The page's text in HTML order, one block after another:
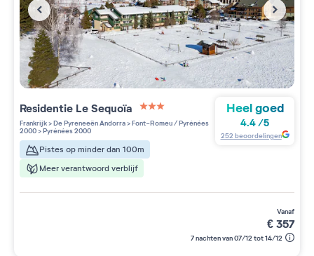
Residentie Le Sequoïa
3 étoiles sur 5
Frankrijk>De Pyreneeën Andorra>Font-Romeu / Pyrénées
2000>Pyrénées 2000
Pistes op minder dan 100m
Meer verantwoord verblijf
Heel goed
4.4/5
252 beoordelingen
vanaf
€357
7 nachten van 07/12 tot 14/12